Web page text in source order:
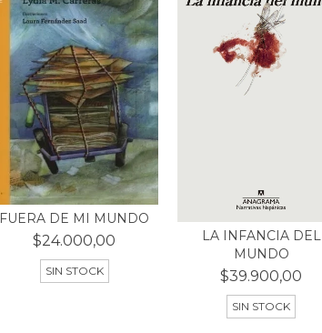
FUERA DE MI MUNDO
$24.000,00
SIN STOCK
LA INFANCIA DEL
MUNDO
$39.900,00
SIN STOCK